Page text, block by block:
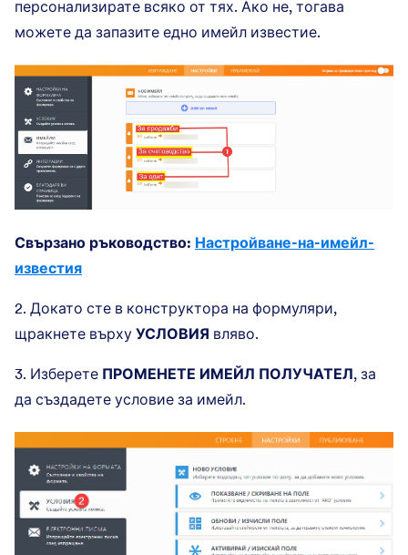
персонализирате всяко от тях. Ако не, тогава
можете да запазите едно имейл известие.
Свързано ръководство: Настройване-на-имейл-
известия
2. Докато сте в конструктора на формуляри,
щракнете върху УСЛОВИЯ вляво.
3. Изберете ПРОМЕНЕТЕ ИМЕЙЛ ПОЛУЧАТЕЛ, за
да създадете условие за имейл.